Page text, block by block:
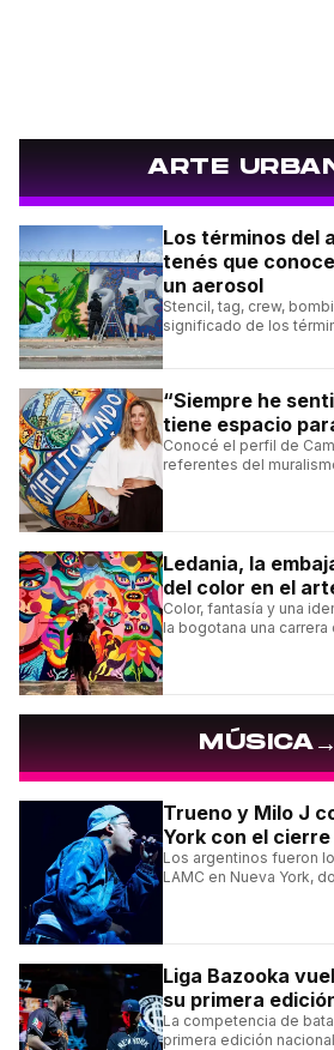
ARTE
Los términos del
tenés que
un aerosol
Stencil, tag, crew,
significado de los
“Siempre he
tiene espacio
Conocé el perfil de
referentes del
Ledania, la
del color en el
Color, fantasía y una
la bogotana una
MÚSICA
Trueno y Milo J
York con el cierre
Los argentinos fueron
LAMC en Nueva York,
Liga Bazooka
su primera
La competencia de
primera edición